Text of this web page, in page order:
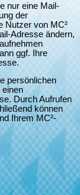
nur eine Mail-
der
Nutzer von MC²
Adresse ändern,
ggf. Ihre
persönlichen
einen
Durch Aufrufen
können
Ihrem MC²-